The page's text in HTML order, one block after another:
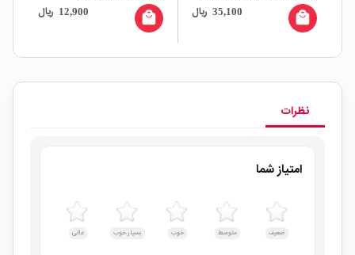
35,100 ریال local_mall
RUBYCON
12,900 ریال local_mall
نظرات
امتیاز شما
ضعیف متوسط خوب بسیار خوب عالی